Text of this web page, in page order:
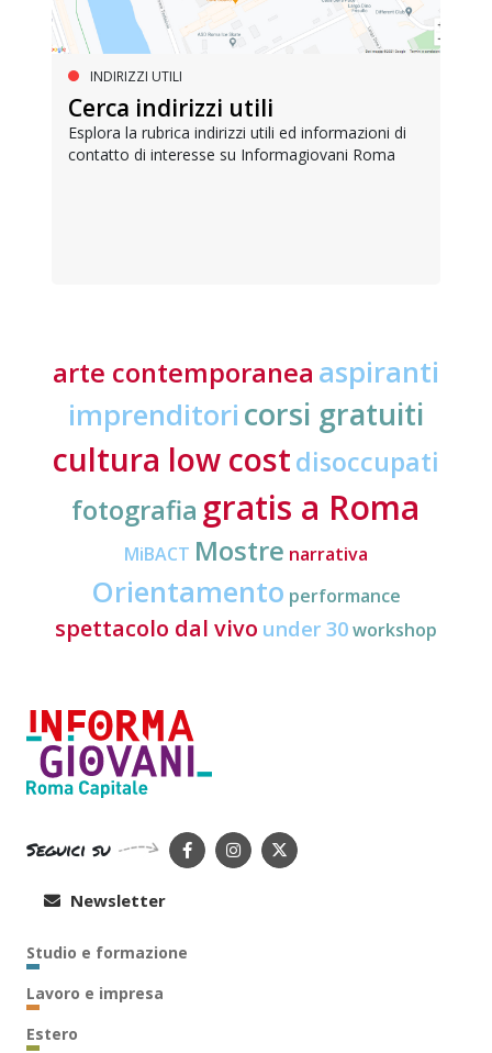
INDIRIZZI UTILI
Cerca indirizzi utili
Esplora la rubrica indirizzi utili ed informazioni di
contatto di interesse su Informagiovani Roma
arte contemporanea aspiranti
imprenditori corsi gratuiti
cultura low costdisoccupati
fotografia gratis a Roma
MiBACT Mostre narrativa
Orientamento performance
spettacolo dal vivo under 30workshop
Seguici su
Newsletter
Studio e formazione
Lavoro e impresa
Estero